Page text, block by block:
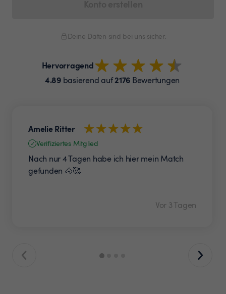
Deine Daten sind bei uns sicher.
Hervorragend
4.89basierend auf2176 Bewertungen
Amelie Ritter
Verifiziertes Mitglied
Nach nur 4 Tagen habe ich hier mein Match
gefunden 🐴🥰
Vor 3 Tagen